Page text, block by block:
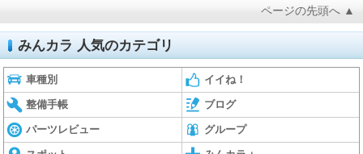
ページの先頭へ ▲
みんカラ 人気のカテゴリ
車種別 イイね！
整備手帳 ブログ
パーツレビュー グループ